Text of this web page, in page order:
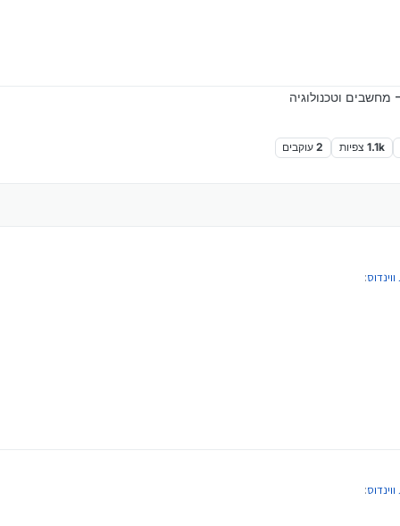
וטכנולוגיה
1.1k צפיות 2 עוקבים
:
: